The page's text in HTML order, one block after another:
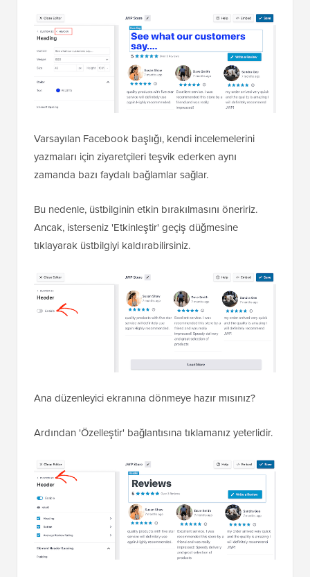
Varsayılan Facebook başlığı, kendi incelemelerini
yazmaları için ziyaretçileri teşvik ederken aynı
zamanda bazı faydalı bağlamlar sağlar.
Bu nedenle, üstbilginin etkin bırakılmasını öneririz.
Ancak, isterseniz 'Etkinleştir' geçiş düğmesine
tıklayarak üstbilgiyi kaldırabilirsiniz.
Ana düzenleyici ekranına dönmeye hazır mısınız?
Ardından 'Özelleştir' bağlantısına tıklamanız yeterlidir.